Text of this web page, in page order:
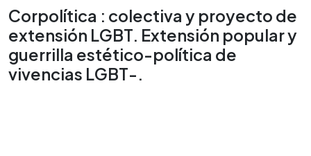
Corpolítica : colectiva y proyecto de
extensión LGBT. Extensión popular y
guerrilla estético-política de
vivencias LGBT-.